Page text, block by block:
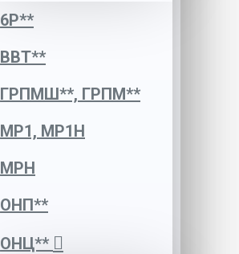
6Р**
ВВТ**
ГРПМШ**, ГРПМ**
МР1, МР1Н
МРН
ОНП**
ОНЦ**